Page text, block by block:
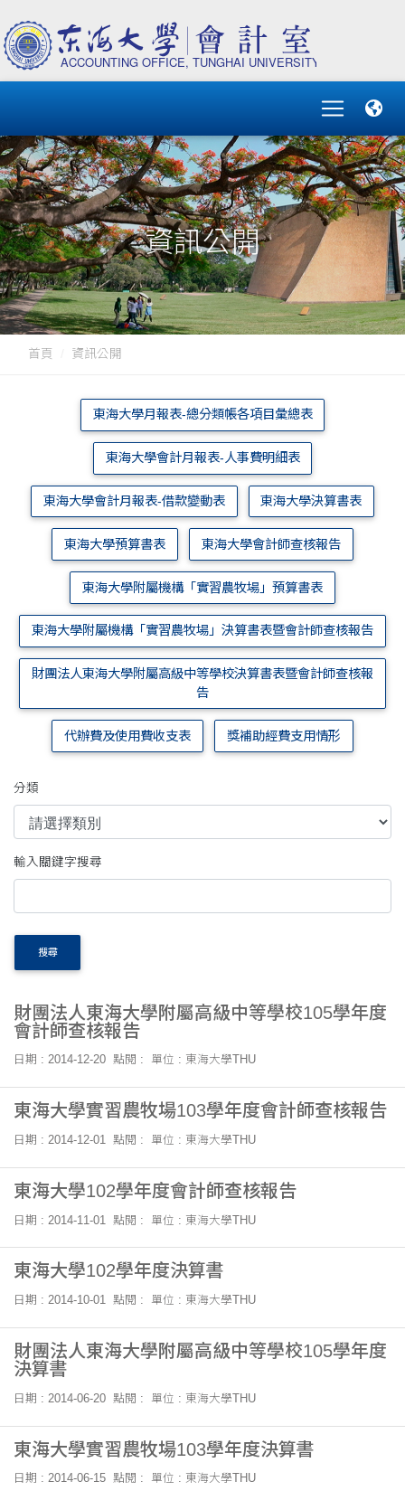
資訊公開
首頁 資訊公開
東海大學月報表-總分類帳各項目彙總表
東海大學會計月報表-人事費明細表
東海大學會計月報表-借款變動表 東海大學決算書表
東海大學預算書表 東海大學會計師查核報告
東海大學附屬機構「實習農牧場」預算書表
東海大學附屬機構「實習農牧場」決算書表暨會計師查核報告
財團法人東海大學附屬高級中等學校決算書表暨會計師查核報
告
代辦費及使用費收支表 獎補助經費支用情形
分類
輸入關鍵字搜尋
搜尋
財團法人東海大學附屬高級中等學校105學年度
會計師查核報告
日期 : 2014-12-20 點閱 : 單位 : 東海大學THU
東海大學實習農牧場103學年度會計師查核報告
日期 : 2014-12-01 點閱 : 單位 : 東海大學THU
東海大學102學年度會計師查核報告
日期 : 2014-11-01 點閱 : 單位 : 東海大學THU
東海大學102學年度決算書
日期 : 2014-10-01 點閱 : 單位 : 東海大學THU
財團法人東海大學附屬高級中等學校105學年度
決算書
日期 : 2014-06-20 點閱 : 單位 : 東海大學THU
東海大學實習農牧場103學年度決算書
日期 : 2014-06-15 點閱 : 單位 : 東海大學THU